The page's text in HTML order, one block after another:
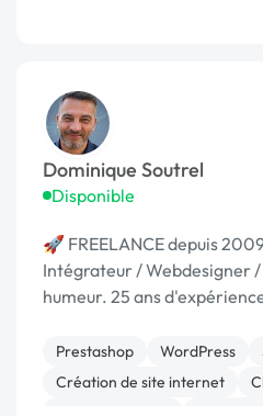
Dominique Soutrel
Disponible
🚀 FREELANCE depuis
Intégrateur / Webdesigner /
humeur. 25 ans
Prestashop WordPress
Création de site internet